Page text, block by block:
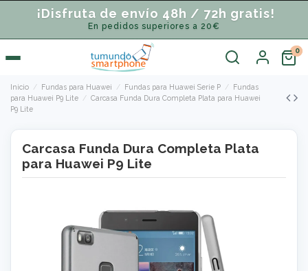
¡Disfruta de envío 48h / 72h gratis!
En pedidos superiores a 20€
Inicio Fundas para Huawei Fundas para Huawei Serie P
Fundas
para Huawei P9 Lite
Carcasa Funda Dura Completa Plata para Huawei
P9 Lite
Carcasa Funda Dura Completa Plata
para Huawei P9 Lite